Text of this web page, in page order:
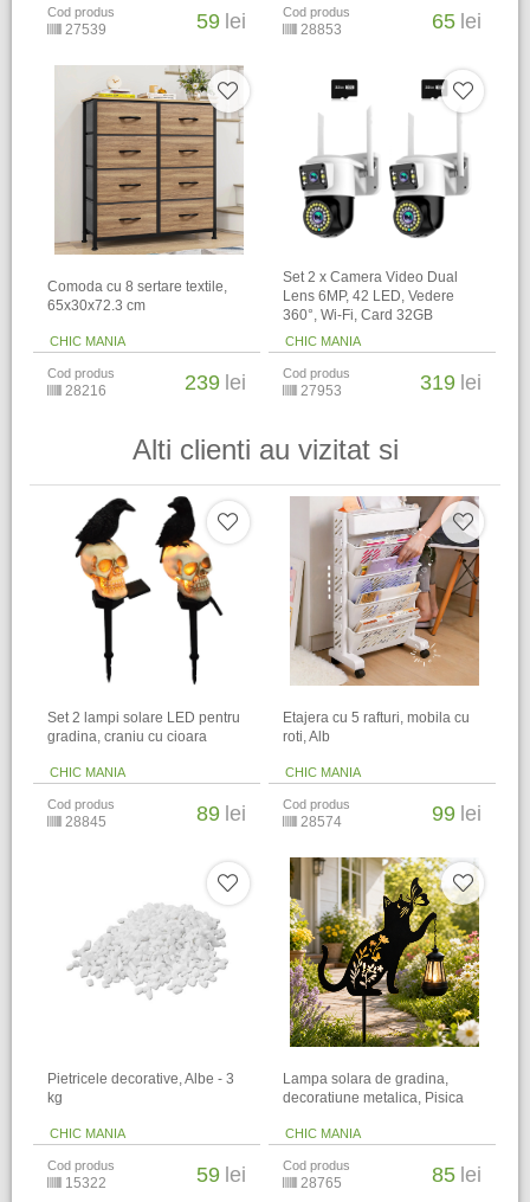
Cod produs
27539 59 lei Cod produs
28853 65 lei
Comoda cu 8 sertare textile,
65x30x72.3 cm
CHIC MANIA
Cod produs
28216 239 lei
Set 2 x Camera Video Dual
Lens 6MP, 42 LED, Vedere
360°, Wi-Fi, Card 32GB
CHIC MANIA
Cod produs
27953 319 lei
Alti clienti au vizitat si
Set 2 lampi solare LED pentru
gradina, craniu cu cioara
CHIC MANIA
Cod produs
28845 89 lei
Etajera cu 5 rafturi, mobila cu
roti, Alb
CHIC MANIA
Cod produs
28574 99 lei
Pietricele decorative, Albe - 3
kg
CHIC MANIA
Cod produs
15322 59 lei
Lampa solara de gradina,
decoratiune metalica, Pisica
CHIC MANIA
Cod produs
28765 85 lei